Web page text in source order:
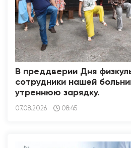
В преддверии Дня
сотрудники нашей
утреннюю зарядку.
07.08.2026 08:45